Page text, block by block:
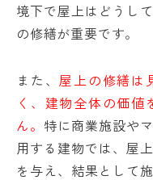
境下で屋上はどうし
の修繕が重要です。
また、屋上の修繕は
く、建物全体の価
ん。 特に商業施設や
用する建物では、屋
を与え、結果として